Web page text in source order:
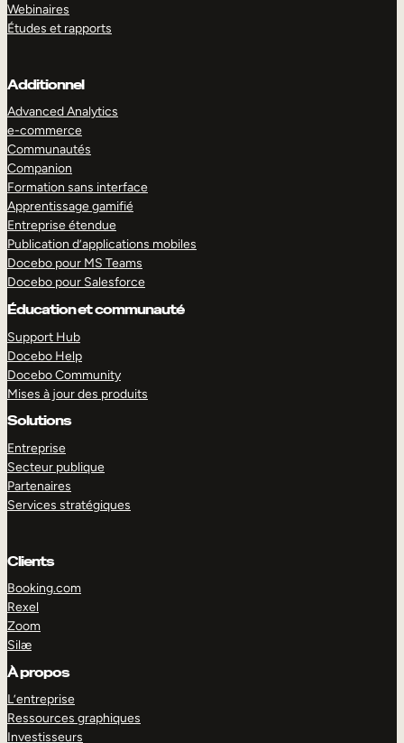
Webinaires
Études et rapports
Additionnel
Advanced Analytics
e-commerce
Communautés
Companion
Formation sans interface
Apprentissage gamifié
Entreprise étendue
Publication d’applications mobiles
Docebo pour MS Teams
Docebo pour Salesforce
Éducation et communauté
Support Hub
Docebo Help
Docebo Community
Mises à jour des produits
Solutions
Entreprise
Secteur publique
Partenaires
Services stratégiques
Clients
Booking.com
Rexel
Zoom
Silæ
À propos
L’entreprise
Ressources graphiques
Investisseurs